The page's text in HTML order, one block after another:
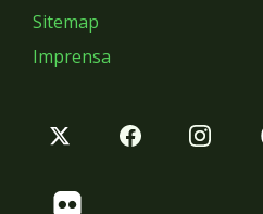
Sitemap
Imprensa